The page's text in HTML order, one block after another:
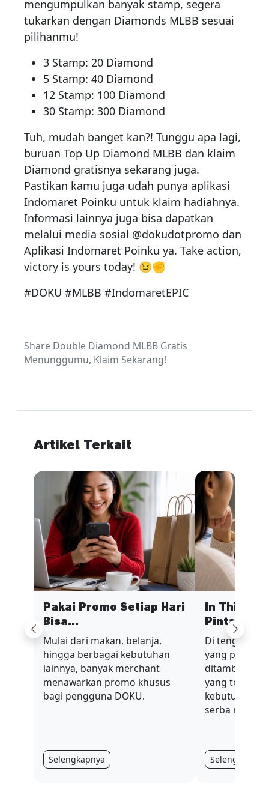
mengumpulkan banyak stamp, segera
tukarkan dengan Diamonds MLBB sesuai
pilihanmu!
3 Stamp: 20 Diamond
5 Stamp: 40 Diamond
12 Stamp: 100 Diamond
30 Stamp: 300 Diamond
Tuh, mudah banget kan?! Tunggu apa lagi,
buruan Top Up Diamond MLBB dan klaim
Diamond gratisnya sekarang juga.
Pastikan kamu juga udah punya aplikasi
Indomaret Poinku untuk klaim hadiahnya.
Informasi lainnya juga bisa dapatkan
melalui media sosial @dokudotpromo dan
Aplikasi Indomaret Poinku ya. Take action,
victory is yours today! 😉✊
#DOKU #MLBB #IndomaretEPIC
Share Double Diamond MLBB Gratis
Menunggumu, Klaim Sekarang!
Artikel Terkait
Previous
Pakai Promo Setiap Hari
Bisa...
Mulai dari makan, belanja,
hingga berbagai kebutuhan
lainnya, banyak merchant
menawarkan promo khusus
bagi pengguna DOKU.
Selengkapnya
In This
Pinta...
Di tengah
yang penuh
ditambah
yang terus
kebutuhan
serba mahal.
Selengkapnya
Next